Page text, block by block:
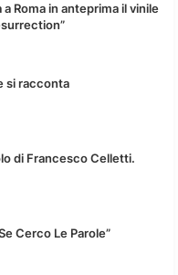
Roma in anteprima il vinile
si racconta
di Francesco Celletti.
Cerco Le Parole”